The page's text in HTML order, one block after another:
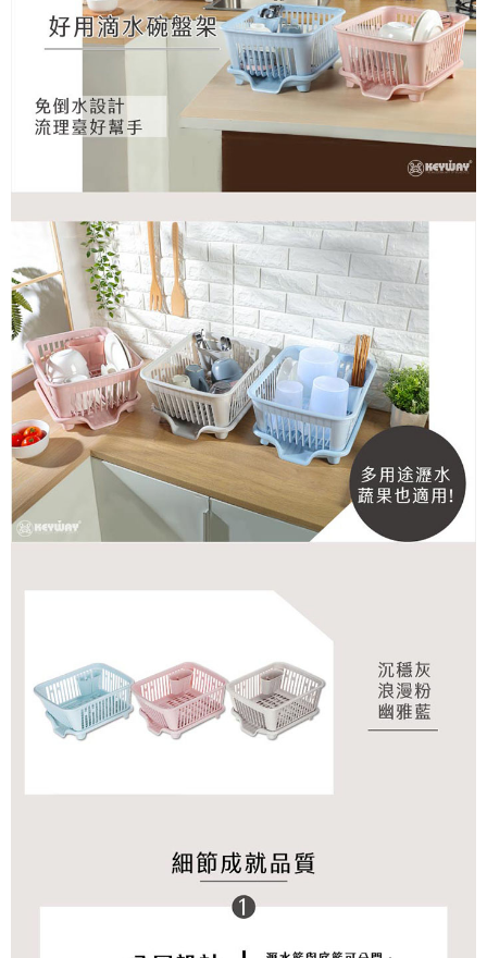
後付繳納相關費用。
※ 交易是否成功請以「AFTEE先享後付 」之結帳頁面顯示為準，若有關於
是否繳費成功／繳費後需取消欲退款等相關疑問，請聯繫「AFTEE先享後付
https://netprotections.freshdesk.com/support/home
【注意事項】
１．透過由恩沛科技股份有限公司提供之「AFTEE先享後付」服務完成之交
易，需依本服務之必要範圍內提供個人資料，並將交易相關給付款項請求債
３．未成年的使用者請事先徵得法定代理人或監護人之同意方可使用
「AFTEE先享後付」，若未經同意申辦者引起之損失，本公司不負相關責
任。
４．使用「AFTEE先享後付」時，將依據個別帳號之用戶狀況，依本公司即
時審查核予不同之上限額度；若仍有額度不足之情形，本公司將視審查結果
請求用戶進行身份認證。
５．嚴禁一人註冊多個帳號或使用他人資訊註冊。若發現惡意使用之情形，
恩沛科技股份有限公司將有權停止該用戶之使用額度並採取法律行動。